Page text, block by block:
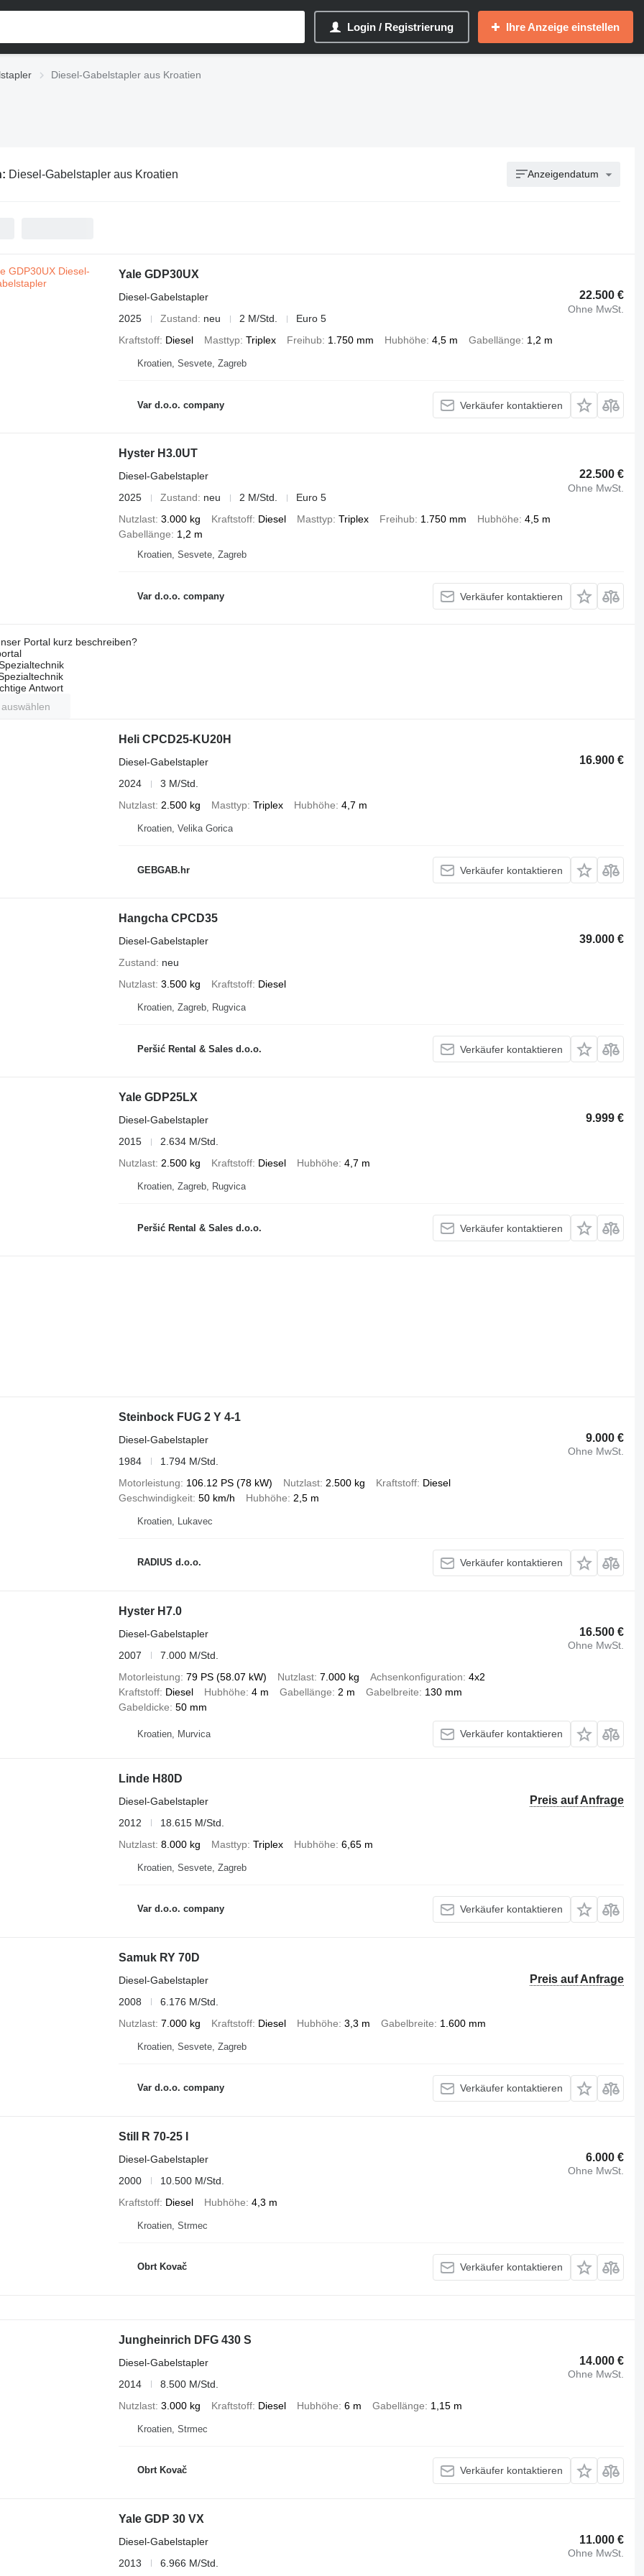
Login / Registrierung Ihre Anzeige einstellen
Diesel-Gabelstapler aus Kroatien
Diesel-Gabelstapler aus Kroatien Anzeigendatum
Yale GDP30UX
22.500 €
Ohne MwSt.
Diesel-Gabelstapler
2025
Zustand neu 2 M/Std.
Euro 5
Kraftstoff Diesel Masttyp Triplex Freihub 1.750 mm Hubhöhe 4,5 m Gabellänge 1,2 m
Kroatien, Sesvete, Zagreb
Var d.o.o. company Verkäufer kontaktieren
Hyster H3.0UT
22.500 €
Ohne MwSt.
Diesel-Gabelstapler
2025
Zustand neu 2 M/Std.
Euro 5
Nutzlast 3.000 kg Kraftstoff Diesel Masttyp Triplex Freihub 1.750 mm Hubhöhe 4,5 m
Gabellänge
1,2 m
Kroatien, Sesvete, Zagreb
Var d.o.o. company Verkäufer kontaktieren
Portal kurz beschreiben?
Antwort
Heli CPCD25-KU20H
16.900 €
Diesel-Gabelstapler
2024
3 M/Std.
Nutzlast 2.500 kg Masttyp Triplex Hubhöhe 4,7 m
Kroatien, Velika Gorica
GEBGAB.hr Verkäufer kontaktieren
Hangcha CPCD35
39.000 €
Diesel-Gabelstapler
Zustand
neu
Nutzlast 3.500 kg Kraftstoff Diesel
Kroatien, Zagreb, Rugvica
Peršić Rental & Sales d.o.o. Verkäufer kontaktieren
Yale GDP25LX
9.999 €
Diesel-Gabelstapler
2015
2.634 M/Std.
Nutzlast 2.500 kg Kraftstoff Diesel Hubhöhe 4,7 m
Kroatien, Zagreb, Rugvica
Peršić Rental & Sales d.o.o. Verkäufer kontaktieren
Steinbock FUG 2 Y 4-1
9.000 €
Ohne MwSt.
Diesel-Gabelstapler
1984
1.794 M/Std.
Motorleistung
106.12 PS (78 kW) Nutzlast 2.500 kg Kraftstoff Diesel
Geschwindigkeit 50 km/h Hubhöhe 2,5 m
Kroatien, Lukavec
RADIUS d.o.o. Verkäufer kontaktieren
Hyster H7.0
16.500 €
Ohne MwSt.
Diesel-Gabelstapler
2007
7.000 M/Std.
Motorleistung 79 PS (58.07 kW) Nutzlast 7.000 kg Achsenkonfiguration 4x2
Kraftstoff Diesel Hubhöhe 4 m Gabellänge 2 m Gabelbreite
130 mm
Gabeldicke 50 mm
Kroatien, Murvica Verkäufer kontaktieren
Linde H80D
Preis auf Anfrage
Diesel-Gabelstapler
2012
18.615 M/Std.
Nutzlast 8.000 kg Masttyp Triplex Hubhöhe 6,65 m
Kroatien, Sesvete, Zagreb
Var d.o.o. company Verkäufer kontaktieren
Samuk RY 70D
Preis auf Anfrage
Diesel-Gabelstapler
2008
6.176 M/Std.
Nutzlast 7.000 kg Kraftstoff Diesel Hubhöhe 3,3 m Gabelbreite 1.600 mm
Kroatien, Sesvete, Zagreb
Var d.o.o. company Verkäufer kontaktieren
Still R 70-25 I
6.000 €
Ohne MwSt.
Diesel-Gabelstapler
2000
10.500 M/Std.
Kraftstoff Diesel Hubhöhe 4,3 m
Kroatien, Strmec
Obrt Kovač Verkäufer kontaktieren
Jungheinrich DFG 430 S
14.000 €
Ohne MwSt.
Diesel-Gabelstapler
2014
8.500 M/Std.
Nutzlast 3.000 kg Kraftstoff Diesel Hubhöhe 6 m Gabellänge 1,15 m
Kroatien, Strmec
Obrt Kovač Verkäufer kontaktieren
Yale GDP 30 VX
11.000 €
Ohne MwSt.
Diesel-Gabelstapler
2013
6.966 M/Std.